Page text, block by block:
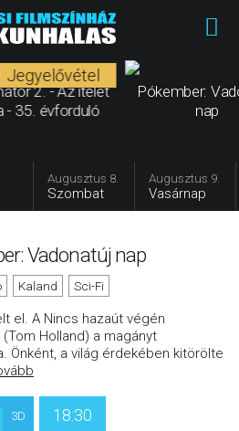
2. - Az ítélet
- 35. évforduló
Jegyelővétel
Pókember:
nap
Augusztus 8.
Szombat
Augusztus 9.
Vasárnap
Vadonatúj nap
Kaland Sci-Fi
el. A Nincs hazaút végén
Holland) a magányt
Önként, a világ érdekében kitörölte
3D 18:30